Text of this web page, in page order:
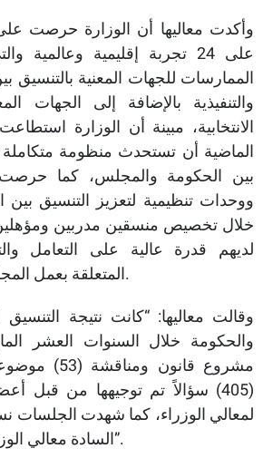
وأكدت معاليها أن الوزارة حرصت على
على 24 تجربة إقليمية
الممارسات للجهات المعنية بالتنسيق
والتنفيذية بالإضافة إلى الجهات
الماضية أن تستحدث منظومة متكاملة
بين الحكومة والمجلس، كما
ووحدات تنظيمية لتعزيز التنسيق
خلال تخصيص منسقين مدربين
لديهم قدرة عالية على التعامل
المتعلقة بعمل المجلس الوطني الاتحادي.
وقالت معاليها: “كانت نتيجة
مشروع قانون
(405) سؤالاً تم توجيهها من قبل
لمعالي الوزراء، كما شهدت الجلسات
السادة معالي الوزراء وممثلي الحكومة”.